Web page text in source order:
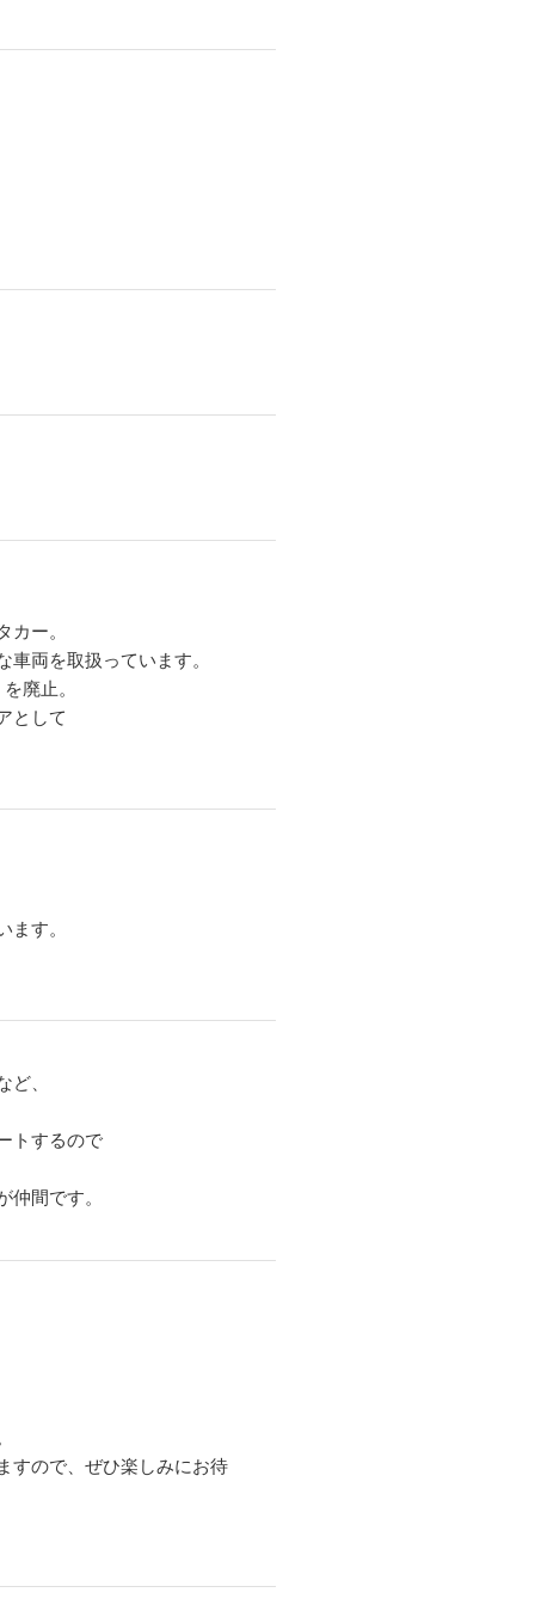
ー。
両を取扱っています。
廃止。
として
す。
、
トするので
間です。
すので、ぜひ楽しみにお待